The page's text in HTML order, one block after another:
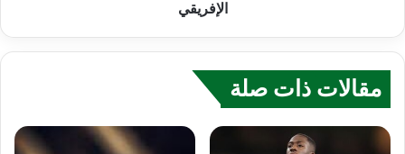
الإفريقي
مقالات ذات صلة